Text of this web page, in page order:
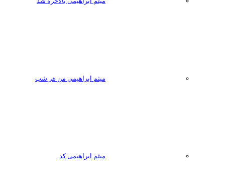
میثم ابراهیمی من هر شب
میثم ابراهیمی کد